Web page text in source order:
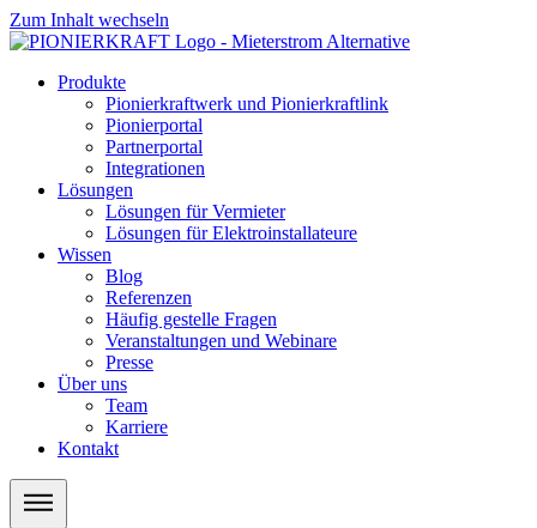
Zum Inhalt wechseln
Produkte
Pionierkraftwerk und Pionierkraftlink
Pionierportal
Partnerportal
Integrationen
Lösungen
Lösungen für Vermieter
Lösungen für Elektroinstallateure
Wissen
Blog
Referenzen
Häufig gestelle Fragen
Veranstaltungen und Webinare
Presse
Über uns
Team
Karriere
Kontakt